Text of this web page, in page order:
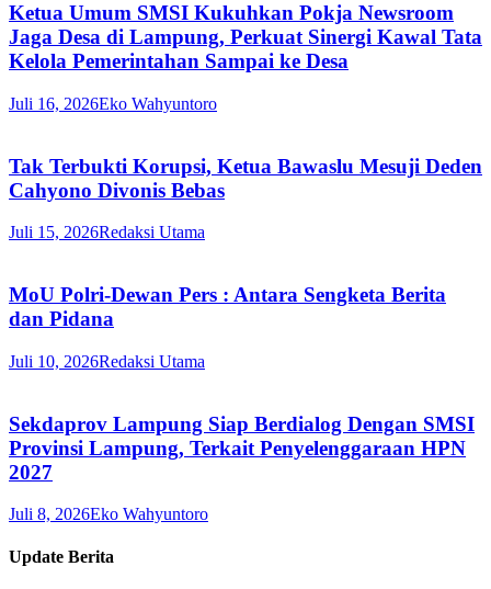
Ketua Umum SMSI Kukuhkan Pokja Newsroom
Jaga Desa di Lampung, Perkuat Sinergi Kawal Tata
Kelola Pemerintahan Sampai ke Desa
Juli 16, 2026Eko Wahyuntoro
Tak Terbukti Korupsi, Ketua Bawaslu Mesuji Deden
Cahyono Divonis Bebas
Juli 15, 2026Redaksi Utama
MoU Polri-Dewan Pers : Antara Sengketa Berita
dan Pidana
Juli 10, 2026Redaksi Utama
Sekdaprov Lampung Siap Berdialog Dengan SMSI
Provinsi Lampung, Terkait Penyelenggaraan HPN
2027
Juli 8, 2026Eko Wahyuntoro
Update Berita